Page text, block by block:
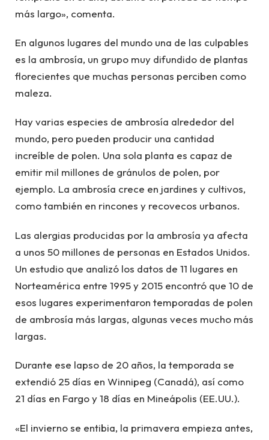
más largo», comenta.
En algunos lugares del mundo una de las culpables
es la ambrosía, un grupo muy difundido de plantas
florecientes que muchas personas perciben como
maleza.
Hay varias especies de ambrosía alrededor del
mundo, pero pueden producir una cantidad
increíble de polen. Una sola planta es capaz de
emitir mil millones de gránulos de polen, por
ejemplo. La ambrosía crece en jardines y cultivos,
como también en rincones y recovecos urbanos.
Las alergias producidas por la ambrosía ya afecta
a unos 50 millones de personas en Estados Unidos.
Un estudio que analizó los datos de 11 lugares en
Norteamérica entre 1995 y 2015 encontró que 10 de
esos lugares experimentaron temporadas de polen
de ambrosía más largas, algunas veces mucho más
largas.
Durante ese lapso de 20 años, la temporada se
extendió 25 días en Winnipeg (Canadá), así como
21 días en Fargo y 18 días en Mineápolis (EE.UU.).
«El invierno se entibia, la primavera empieza antes,